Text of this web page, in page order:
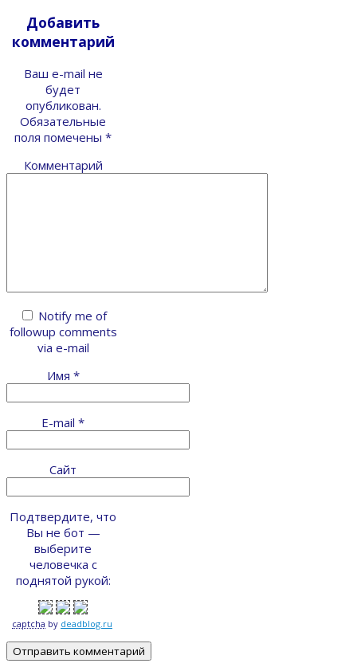
Добавить
комментарий
Ваш e-mail не
будет
опубликован.
Обязательные
поля помечены *
Комментарий
Notify me of
followup comments
via e-mail
Имя *
E-mail *
Сайт
Подтвердите, что
Вы не бот —
выберите
человечка с
поднятой рукой:
captcha by deadblog.ru